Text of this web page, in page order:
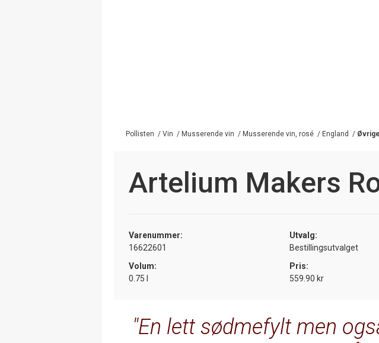
Pollisten / Vin / Musserende vin / Musserende vin, rosé / England / Øvrige
Artelium Makers
Varenummer:
16622601
Utvalg:
Bestillingsutvalget
Volum:
0.75 l
Pris:
559.90 kr
En lett sødmefylt men